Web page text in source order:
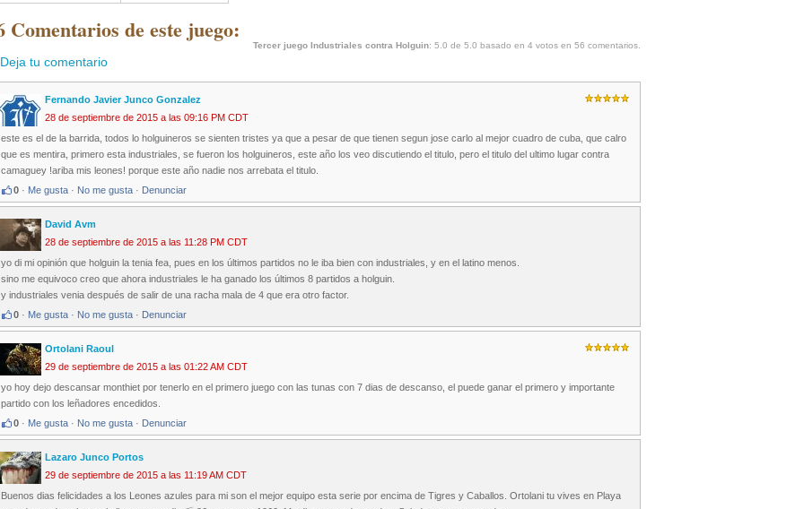
Comentarios de este juego:
Tercer juego Industriales contra Holguin: 5.0 de 5.0 basado en 4 votos en 56 comentarios.
Deja tu comentario
Fernando Javier Junco Gonzalez
28 de septiembre de 2015 a las 09:16 PM CDT
este es el de la barrida, todos lo holguineros se sienten tristes ya que a pesar de que tienen segun jose carlo al mejor cuadro de cuba, que calro
que es mentira, primero esta industriales, se fueron los holguineros, este año los veo discutiendo el titulo, pero el titulo del ultimo lugar contra
camaguey !ariba mis leones! porque este año nadie nos arrebata el titulo.
0 · Me gusta · No me gusta · Denunciar
David Avm
28 de septiembre de 2015 a las 11:28 PM CDT
yo di mi opinión que holguin la tenia fea, pues en los últimos partidos no le iba bien con industriales, y en el latino menos.
sino me equivoco creo que ahora industriales le ha ganado los últimos 8 partidos a holguin.
y industriales venia después de salir de una racha mala de 4 que era otro factor.
0 · Me gusta · No me gusta · Denunciar
Ortolani Raoul
29 de septiembre de 2015 a las 01:22 AM CDT
yo hoy dejo descansar monthiet por tenerlo en el primero juego con las tunas con 7 dias de descanso, el puede ganar el primero y importante
partido con los leñadores encedidos.
0 · Me gusta · No me gusta · Denunciar
Lazaro Junco Portos
29 de septiembre de 2015 a las 11:19 AM CDT
Buenos dias felicidades a los Leones azules para mi son el mejor equipo esta serie por encima de Tigres y Caballos. Ortolani tu vives en Playa